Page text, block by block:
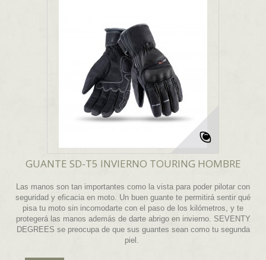
GUANTE SD-T5 INVIERNO TOURING HOMBRE
Las manos son tan importantes como la vista para poder pilotar con
seguridad y eficacia en moto. Un buen guante te permitirá sentir qué
pisa tu moto sin incomodarte con el paso de los kilómetros, y te
protegerá las manos además de darte abrigo en invierno. SEVENTY
DEGREES se preocupa de que sus guantes sean como tu segunda
piel.